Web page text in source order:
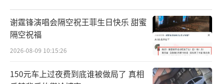
谢霆锋演唱会隔空祝王菲生日快乐 甜蜜
隔空祝福
2026-08-09 10:15:26
150元车上过夜费到底谁被做局了 真相